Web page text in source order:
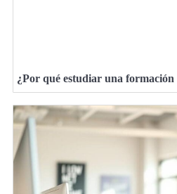
¿Por qué estudiar una formación